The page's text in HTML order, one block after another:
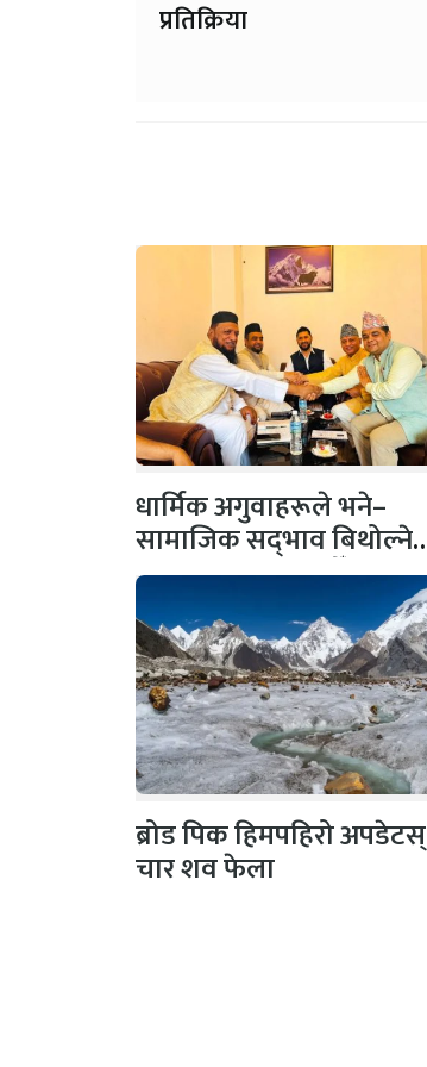
प्रतिक्रिया
धार्मिक अगुवाहरूले भने–
सामाजिक सद्‌भाव बिथोल्ने
कार्यमा संलग्न नहोऔँ
ब्रोड पिक हिमपहिरो अपडेटस्
चार शव फेला